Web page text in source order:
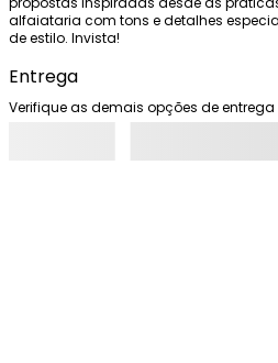
alfaiataria com tons e detalhes
de estilo. Invista!
Entrega
Verifique as demais opções de entrega